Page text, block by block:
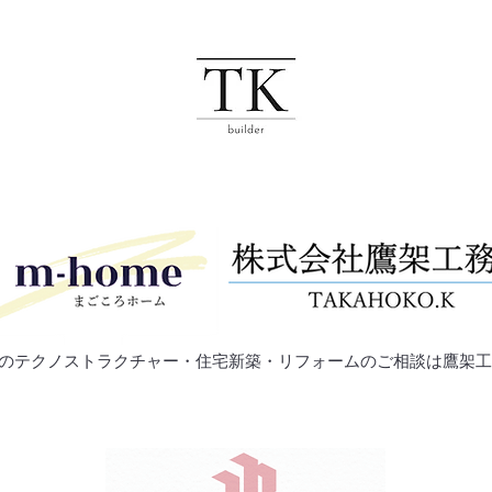
テクノストラクチャー・住宅新築・リフォームのご相談は鷹架